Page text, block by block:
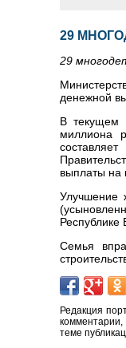
29
29
денежной
В текущем
миллиона
выплаты
Улучшение
Республике
Семья
Редакция
комментарии,
теме